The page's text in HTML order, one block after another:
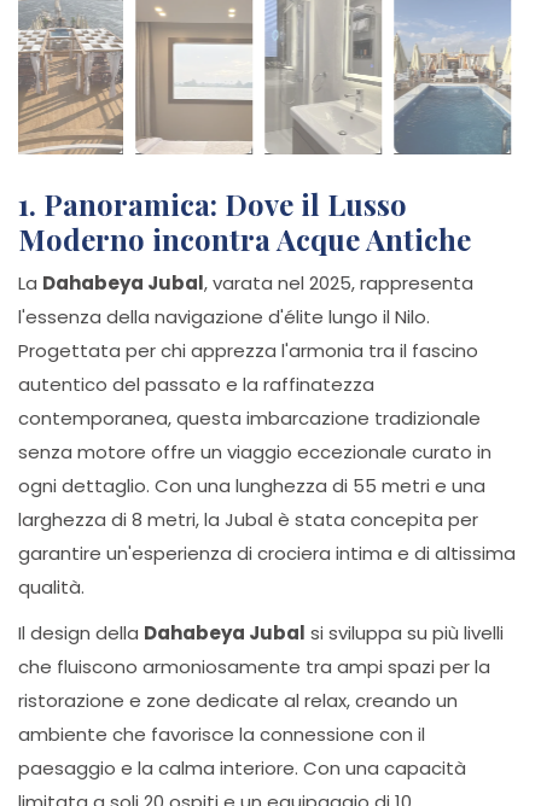
1. Panoramica: Dove il Lusso
Moderno incontra Acque Antiche
La Dahabeya Jubal, varata nel 2025, rappresenta
l'essenza della navigazione d'élite lungo il Nilo.
Progettata per chi apprezza l'armonia tra il fascino
autentico del passato e la raffinatezza
contemporanea, questa imbarcazione tradizionale
senza motore offre un viaggio eccezionale curato in
ogni dettaglio. Con una lunghezza di 55 metri e una
larghezza di 8 metri, la Jubal è stata concepita per
garantire un'esperienza di crociera intima e di altissima
qualità.
Il design della Dahabeya Jubal si sviluppa su più livelli
che fluiscono armoniosamente tra ampi spazi per la
ristorazione e zone dedicate al relax, creando un
ambiente che favorisce la connessione con il
paesaggio e la calma interiore. Con una capacità